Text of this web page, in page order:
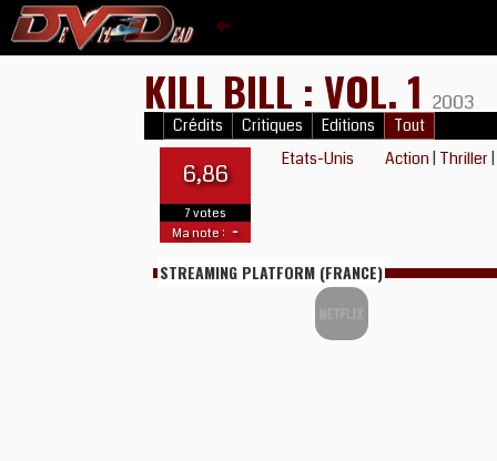
KILL BILL : VOL. 1 2003
Crédits Critiques Editions Tout
6,86
7 votes
Ma note : -
Etats-Unis Action Thriller
STREAMING PLATFORM (FRANCE)